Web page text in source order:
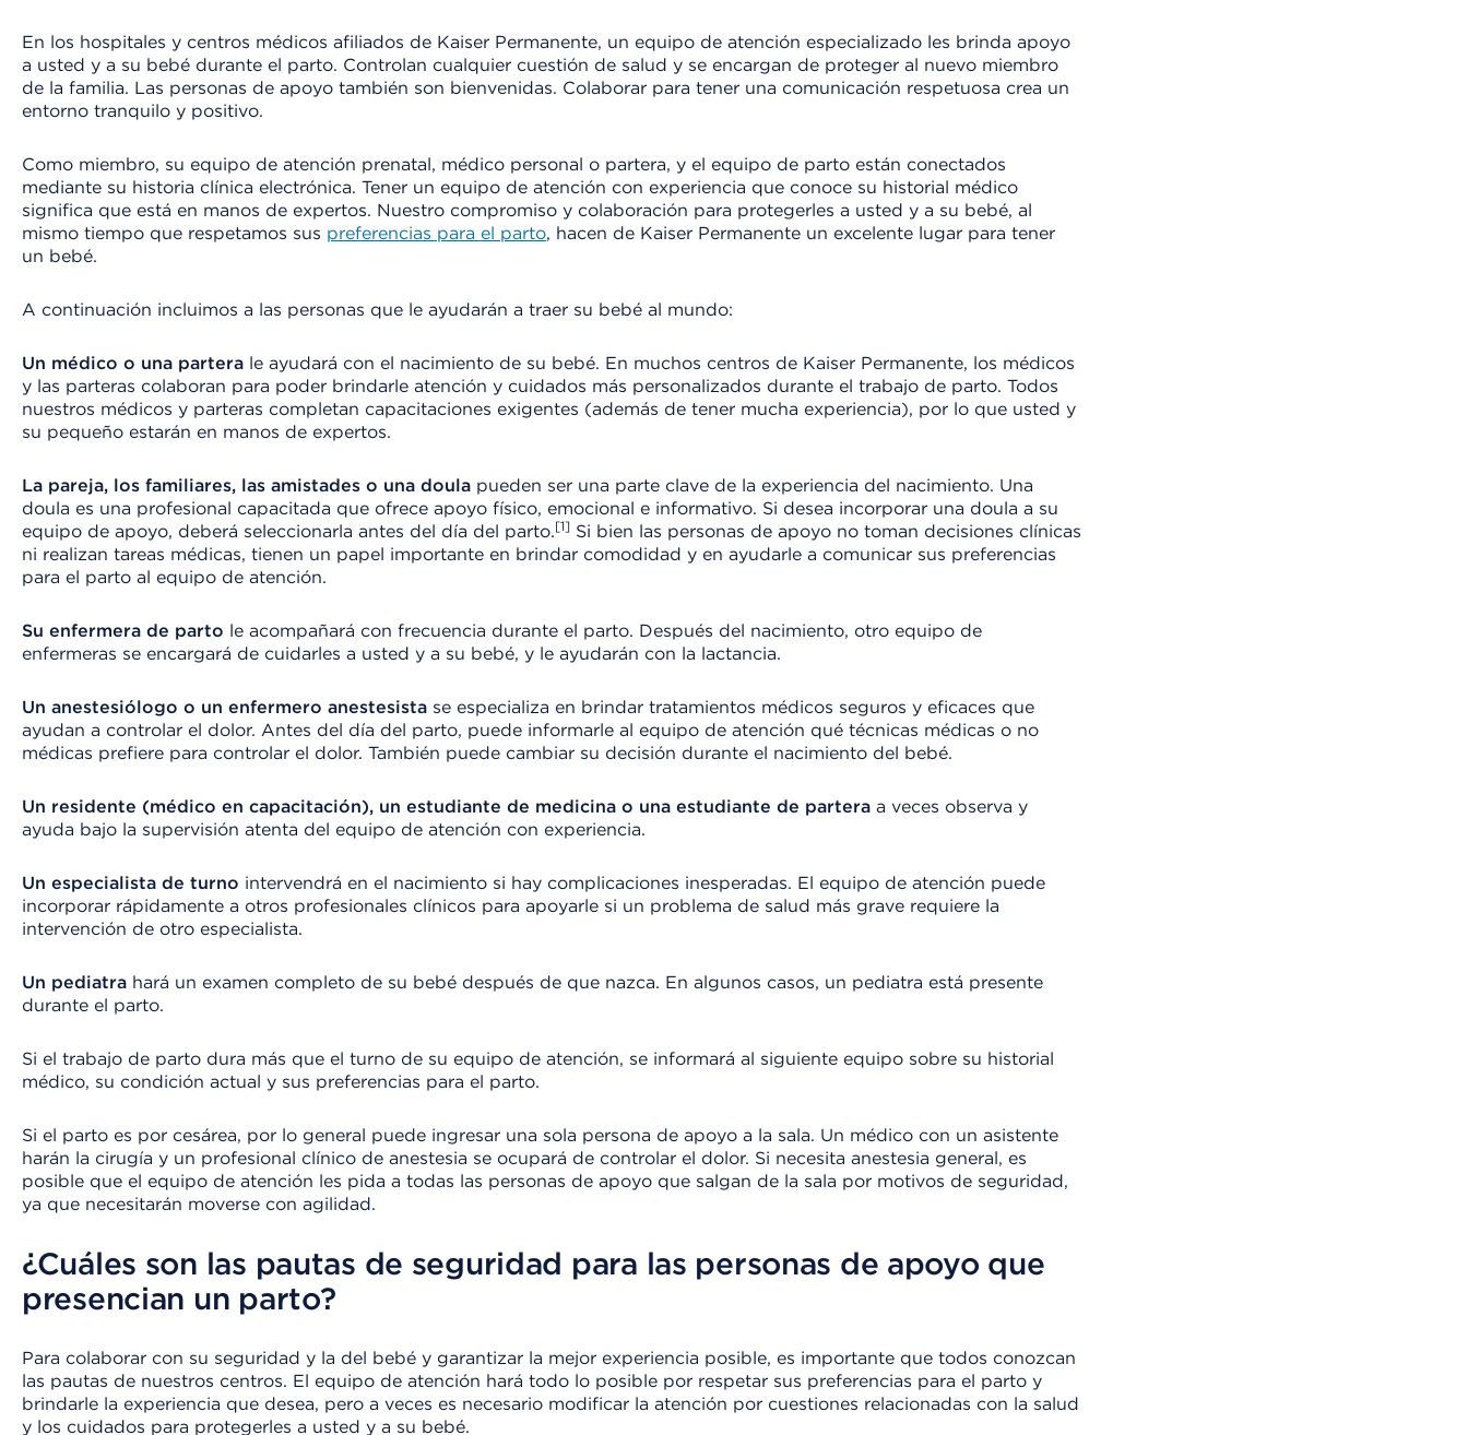
En los hospitales y centros médicos afiliados de Kaiser Permanente, un equipo de atención especializado les brinda apoyo
a usted y a su bebé durante el parto. Controlan cualquier cuestión de salud y se encargan de proteger al nuevo miembro
de la familia. Las personas de apoyo también son bienvenidas. Colaborar para tener una comunicación respetuosa crea un
entorno tranquilo y positivo.
Como miembro, su equipo de atención prenatal, médico personal o partera, y el equipo de parto están conectados
mediante su historia clínica electrónica. Tener un equipo de atención con experiencia que conoce su historial médico
significa que está en manos de expertos. Nuestro compromiso y colaboración para protegerles a usted y a su bebé, al
mismo tiempo que respetamos sus preferencias para el parto, hacen de Kaiser Permanente un excelente lugar para tener
un bebé.
A continuación incluimos a las personas que le ayudarán a traer su bebé al mundo:
Un médico o una partera le ayudará con el nacimiento de su bebé. En muchos centros de Kaiser Permanente, los médicos
y las parteras colaboran para poder brindarle atención y cuidados más personalizados durante el trabajo de parto. Todos
nuestros médicos y parteras completan capacitaciones exigentes (además de tener mucha experiencia), por lo que usted y
su pequeño estarán en manos de expertos.
La pareja, los familiares, las amistades o una doula pueden ser una parte clave de la experiencia del nacimiento. Una
doula es una profesional capacitada que ofrece apoyo físico, emocional e informativo. Si desea incorporar una doula a su
equipo de apoyo, deberá seleccionarla antes del día del parto.[1] Si bien las personas de apoyo no toman decisiones clínicas
ni realizan tareas médicas, tienen un papel importante en brindar comodidad y en ayudarle a comunicar sus preferencias
para el parto al equipo de atención.
Su enfermera de parto le acompañará con frecuencia durante el parto. Después del nacimiento, otro equipo de
enfermeras se encargará de cuidarles a usted y a su bebé, y le ayudarán con la lactancia.
Un anestesiólogo o un enfermero anestesista se especializa en brindar tratamientos médicos seguros y eficaces que
ayudan a controlar el dolor. Antes del día del parto, puede informarle al equipo de atención qué técnicas médicas o no
médicas prefiere para controlar el dolor. También puede cambiar su decisión durante el nacimiento del bebé.
Un residente (médico en capacitación), un estudiante de medicina o una estudiante de partera a veces observa y
ayuda bajo la supervisión atenta del equipo de atención con experiencia.
Un especialista de turno intervendrá en el nacimiento si hay complicaciones inesperadas. El equipo de atención puede
incorporar rápidamente a otros profesionales clínicos para apoyarle si un problema de salud más grave requiere la
intervención de otro especialista.
Un pediatra hará un examen completo de su bebé después de que nazca. En algunos casos, un pediatra está presente
durante el parto.
Si el trabajo de parto dura más que el turno de su equipo de atención, se informará al siguiente equipo sobre su historial
médico, su condición actual y sus preferencias para el parto.
Si el parto es por cesárea, por lo general puede ingresar una sola persona de apoyo a la sala. Un médico con un asistente
harán la cirugía y un profesional clínico de anestesia se ocupará de controlar el dolor. Si necesita anestesia general, es
posible que el equipo de atención les pida a todas las personas de apoyo que salgan de la sala por motivos de seguridad,
ya que necesitarán moverse con agilidad.
¿Cuáles son las pautas de seguridad para las personas de apoyo que
presencian un parto?
Para colaborar con su seguridad y la del bebé y garantizar la mejor experiencia posible, es importante que todos conozcan
las pautas de nuestros centros. El equipo de atención hará todo lo posible por respetar sus preferencias para el parto y
brindarle la experiencia que desea, pero a veces es necesario modificar la atención por cuestiones relacionadas con la salud
y los cuidados para protegerles a usted y a su bebé.